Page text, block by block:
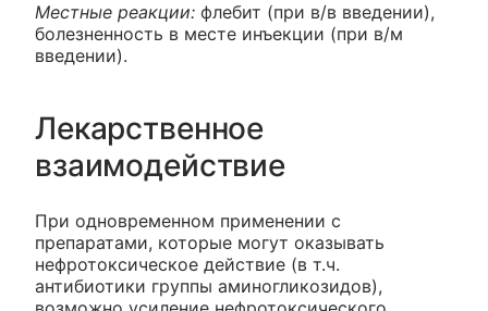
Местные реакции: флебит (при в/в введении),
болезненность в месте инъекции (при в/м
введении).
Лекарственное
взаимодействие
При одновременном применении с
препаратами, которые могут оказывать
нефротоксическое действие (в т.ч.
антибиотики группы аминогликозидов),